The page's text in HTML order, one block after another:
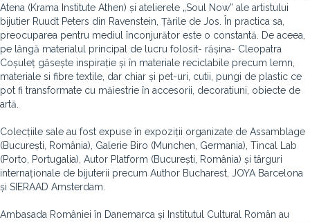
Atena (Krama Institute Athen) și atelierele „Soul Now” ale artistului
bijutier Ruudt Peters din Ravenstein, Țările de Jos. În practica sa,
preocuparea pentru mediul înconjurător este o constantă. De aceea,
pe lângă materialul principal de lucru folosit- rășina- Cleopatra
Coșuleț găsește inspirație și în materiale reciclabile precum lemn,
materiale si fibre textile, dar chiar și pet-uri, cutii, pungi de plastic ce
pot fi transformate cu măiestrie în accesorii, decoratiuni, obiecte de
artă.
Colecțiile sale au fost expuse în expoziții organizate de Assamblage
(București, România), Galerie Biro (Munchen, Germania), Tincal Lab
(Porto, Portugalia), Autor Platform (București, România) și târguri
internaționale de bijuterii precum Author Bucharest, JOYA Barcelona
și SIERAAD Amsterdam.
Ambasada României în Danemarca și Institutul Cultural Român au